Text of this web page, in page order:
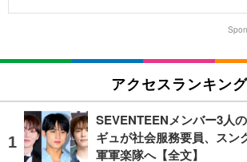
アクセスランキング
SEVENTEENメンバー3人
ギュが社会服務要員、スン
軍軍楽隊へ【全文】